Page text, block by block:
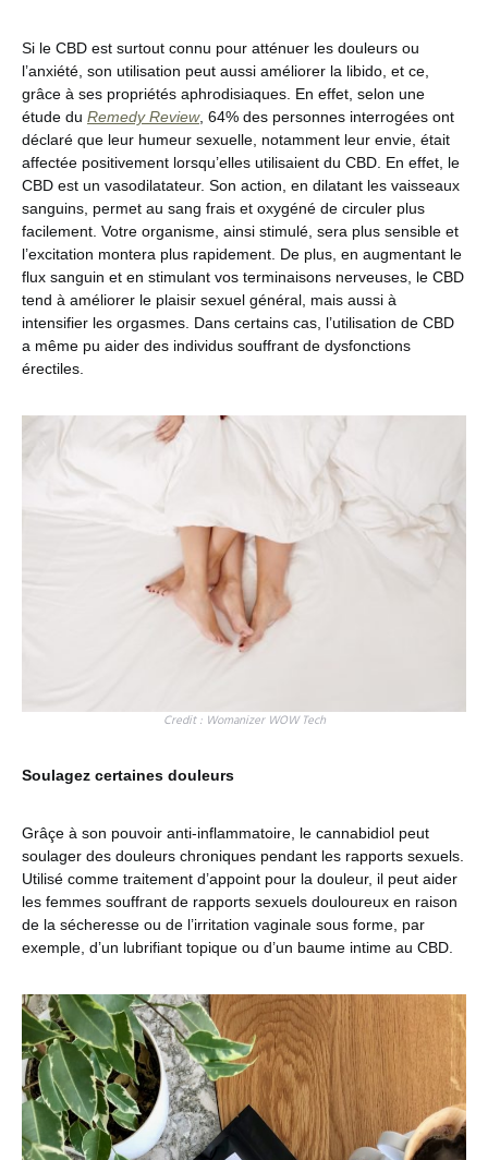
Si le CBD est surtout connu pour atténuer les douleurs ou
l’anxiété, son utilisation peut aussi améliorer la libido, et ce,
grâce à ses propriétés aphrodisiaques. En effet, selon une
étude du Remedy Review, 64% des personnes interrogées ont
déclaré que leur humeur sexuelle, notamment leur envie, était
affectée positivement lorsqu’elles utilisaient du CBD. En effet, le
CBD est un vasodilatateur. Son action, en dilatant les vaisseaux
sanguins, permet au sang frais et oxygéné de circuler plus
facilement. Votre organisme, ainsi stimulé, sera plus sensible et
l’excitation montera plus rapidement. De plus, en augmentant le
flux sanguin et en stimulant vos terminaisons nerveuses, le CBD
tend à améliorer le plaisir sexuel général, mais aussi à
intensifier les orgasmes. Dans certains cas, l’utilisation de CBD
a même pu aider des individus souffrant de dysfonctions
érectiles.
Credit : Womanizer WOW Tech
Soulagez certaines douleurs
Grâçe à son pouvoir anti-inflammatoire, le cannabidiol peut
soulager des douleurs chroniques pendant les rapports sexuels.
Utilisé comme traitement d’appoint pour la douleur, il peut aider
les femmes souffrant de rapports sexuels douloureux en raison
de la sécheresse ou de l’irritation vaginale sous forme, par
exemple, d’un lubrifiant topique ou d’un baume intime au CBD.